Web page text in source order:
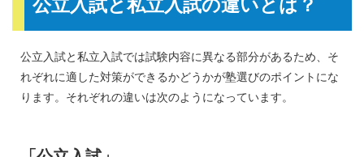
公立入試と私立入試の違いとは？
公立入試と私立入試では試験内容に異なる部分があるため、そ
れぞれに適した対策ができるかどうかが塾選びのポイントにな
ります。それぞれの違いは次のようになっています。